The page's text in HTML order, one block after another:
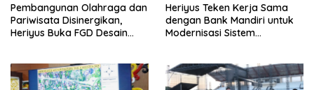
Pembangunan Olahraga dan
Pariwisata Disinergikan,
Heriyus Buka FGD Desain
Heriyus Teken Kerja Sama
dengan Bank Mandiri untuk
Modernisasi Sistem